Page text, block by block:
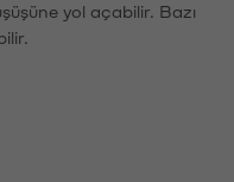
yol açabilir. Bazı